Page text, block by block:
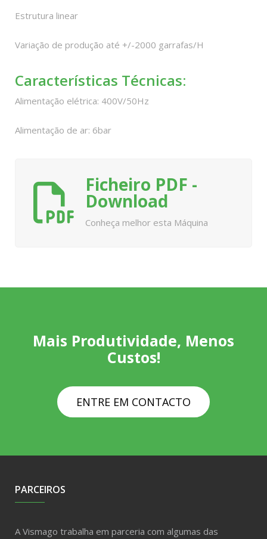
Estrutura linear
Variação de produção até +/-2000 garrafas/H
Características Técnicas:
Alimentação elétrica: 400V/50Hz
Alimentação de ar: 6bar
Ficheiro PDF -
Download
Conheça melhor esta Máquina
Mais Produtividade, Menos
Custos!
ENTRE EM CONTACTO
PARCEIROS
A Vismago trabalha em parceria com algumas das